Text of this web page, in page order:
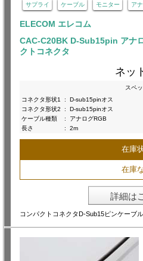
サプライ ケーブル モニター ア
ELECOM エレコム
CAC-C20BK D-Sub15pin アナ
クトコネクタ
ネッ
スペ
コネクタ形状1
:
D-sub15pinオス
コネクタ形状2
:
D-sub15pinオス
ケーブル種類
:
アナログRGB
長さ
: 2m
在庫
在庫
詳細は
コンパクトコネクタD-Sub15ピンケーブル